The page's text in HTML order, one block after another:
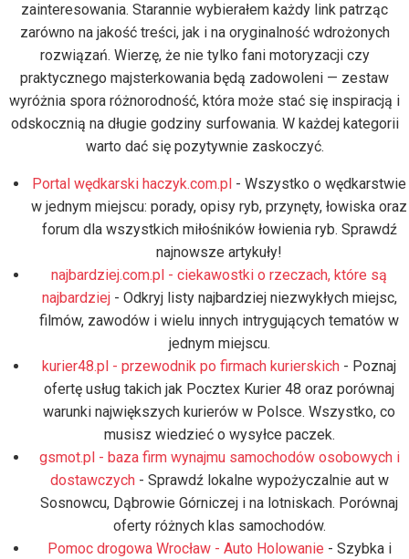
zainteresowania. Starannie wybierałem każdy link patrząc
zarówno na jakość treści, jak i na oryginalność wdrożonych
rozwiązań. Wierzę, że nie tylko fani motoryzacji czy
praktycznego majsterkowania będą zadowoleni — zestaw
wyróżnia spora różnorodność, która może stać się inspiracją i
odskocznią na długie godziny surfowania. W każdej kategorii
warto dać się pozytywnie zaskoczyć.
Portal wędkarski haczyk.com.pl - Wszystko o wędkarstwie
w jednym miejscu: porady, opisy ryb, przynęty, łowiska oraz
forum dla wszystkich miłośników łowienia ryb. Sprawdź
najnowsze artykuły!
najbardziej.com.pl - ciekawostki o rzeczach, które są
najbardziej- Odkryj listy najbardziej niezwykłych miejsc,
filmów, zawodów i wielu innych intrygujących tematów w
jednym miejscu.
kurier48.pl - przewodnik po firmach kurierskich - Poznaj
ofertę usług takich jak Pocztex Kurier 48 oraz porównaj
warunki największych kurierów w Polsce. Wszystko, co
musisz wiedzieć o wysyłce paczek.
gsmot.pl - baza firm wynajmu samochodów osobowych i
dostawczych- Sprawdź lokalne wypożyczalnie aut w
Sosnowcu, Dąbrowie Górniczej i na lotniskach. Porównaj
oferty różnych klas samochodów.
Pomoc drogowa Wrocław - Auto Holowanie - Szybka i